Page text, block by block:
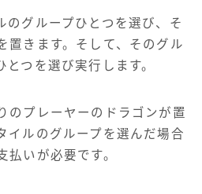
のグループひとつを選び、そ
置きます。そして、そのグル
つを選び実行します。
のプレーヤーのドラゴンが置
イルのグループを選んだ場合
払いが必要です。